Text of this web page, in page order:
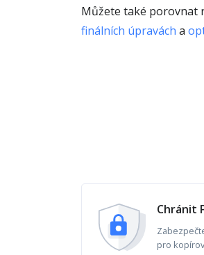
Můžete také porovnat
finálních úpravách a
Chránit
pro